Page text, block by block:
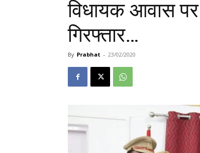
विधायक आवास
गिरफ्तार…
By Prabhat - 23/02/2020